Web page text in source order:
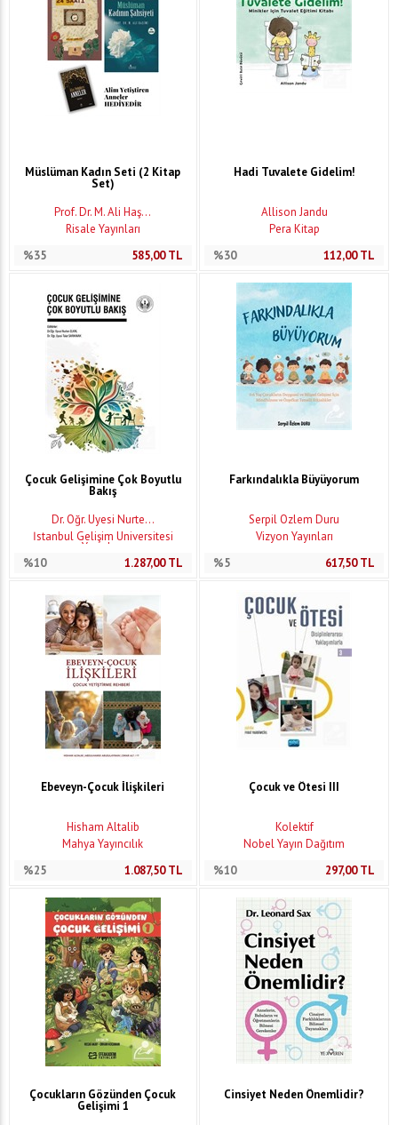
Müslüman Kadın Seti (2 Kitap
Set)
Prof. Dr. M. Ali Haş...
Risale Yayınları
%35
585,00TL
Hadi Tuvalete Gidelim!
Allison Jandu
Pera Kitap
%30
112,00TL
Çocuk Gelişimine Çok Boyutlu
Bakış
Dr. Öğr. Üyesi Nurte...
İstanbul Gelişim Üniversitesi
Yayınları
%10
1.287,00TL
Farkındalıkla Büyüyorum
Serpil Özlem Duru
Vizyon Yayınları
%5
617,50TL
Ebeveyn-Çocuk İlişkileri
Hisham Altalib
Mahya Yayıncılık
%25
1.087,50TL
Çocuk ve Ötesi III
Kolektif
Nobel Yayın Dağıtım
%10
297,00TL
Çocukların Gözünden Çocuk
Gelişimi 1
Cinsiyet Neden Önemlidir?